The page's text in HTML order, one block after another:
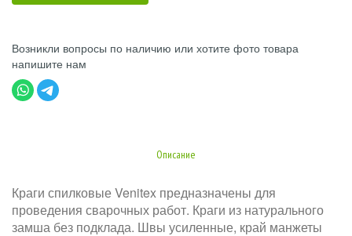
Возникли вопросы по наличию или хотите фото товара
напишите нам
Описание
Краги спилковые Venitex предназначены для
проведения сварочных работ. Краги из натурального
замша без подклада. Швы усиленные, край манжеты